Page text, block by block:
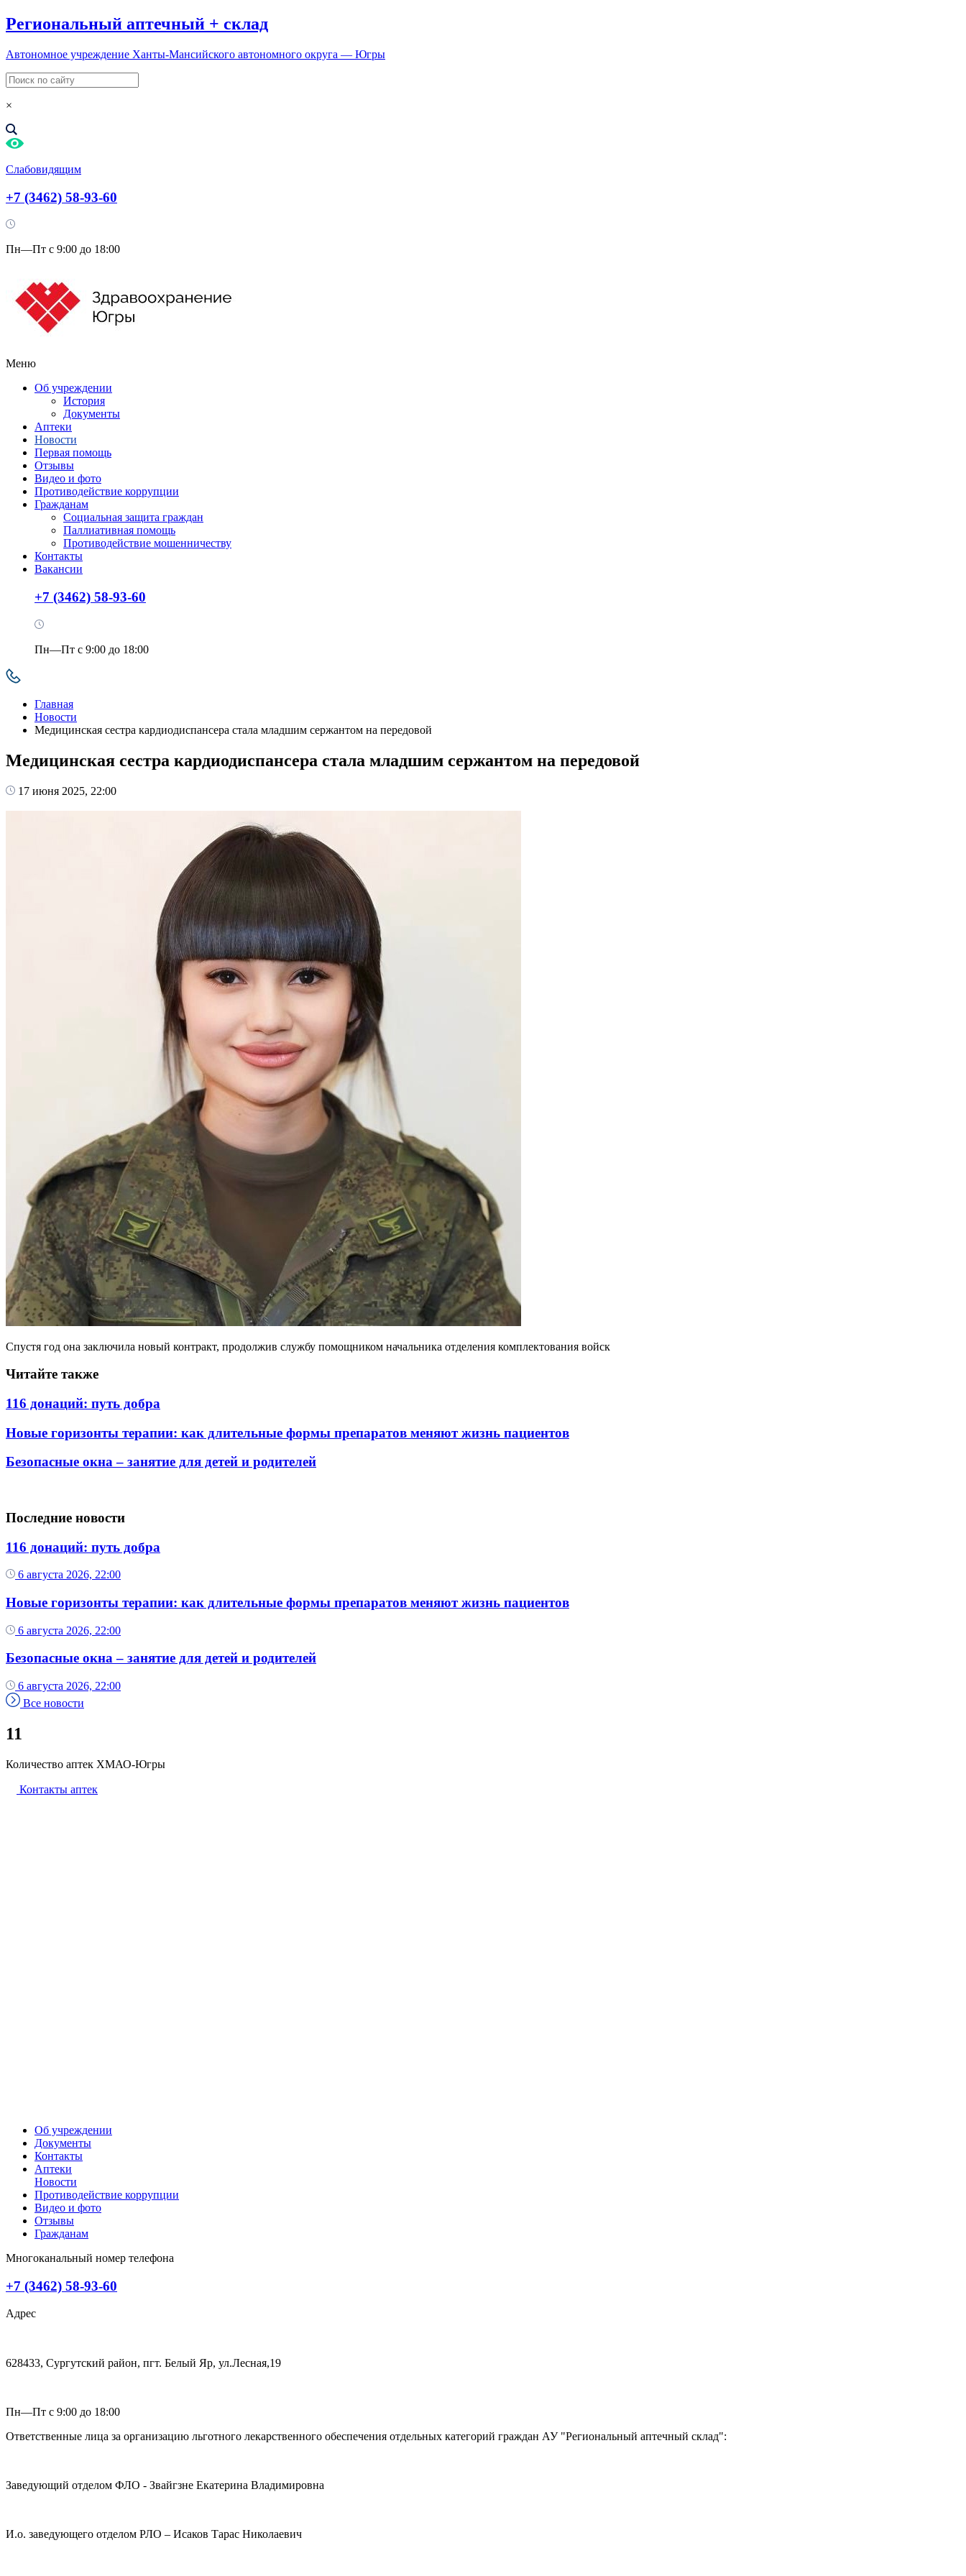
Региональный аптечный + склад
Автономное учреждение Ханты-Мансийского автономного округа — Югры
×
Слабовидящим
+7 (3462) 58-93-60
Пн—Пт с 9:00 до 18:00
Меню
Об учреждении
История
Документы
Аптеки
Новости
Первая помощь
Отзывы
Видео и фото
Противодействие коррупции
Гражданам
Социальная защита граждан
Паллиативная помощь
Противодействие мошенничеству
Контакты
Вакансии
+7 (3462) 58-93-60
Пн—Пт с 9:00 до 18:00
Главная
Новости
Медицинская сестра кардиодиспансера стала младшим сержантом на передовой
Медицинская сестра кардиодиспансера стала младшим сержантом на передовой
17 июня 2025, 22:00
Спустя год она заключила новый контракт, продолжив службу помощником начальника отделения комплектования войск
Читайте также
116 донаций: путь добра
Новые горизонты терапии: как длительные формы препаратов меняют жизнь пациентов
Безопасные окна – занятие для детей и родителей
Последние новости
116 донаций: путь добра
6 августа 2026, 22:00
Новые горизонты терапии: как длительные формы препаратов меняют жизнь пациентов
6 августа 2026, 22:00
Безопасные окна – занятие для детей и родителей
6 августа 2026, 22:00
Все новости
11
Количество аптек ХМАО-Югры
Контакты аптек
Об учреждении
Документы
Контакты
Аптеки
Новости
Противодействие коррупции
Видео и фото
Отзывы
Гражданам
Многоканальный номер телефона
+7 (3462) 58-93-60
Адрес
628433, Сургутский район, пгт. Белый Яр, ул.Лесная,19
Пн—Пт с 9:00 до 18:00
Ответственные лица за организацию льготного лекарственного обеспечения отдельных категорий граждан АУ "Региональный аптечный склад":
Заведующий отделом ФЛО - Звайгзне Екатерина Владимировна
И.о. заведующего отделом РЛО – Исаков Тарас Николаевич